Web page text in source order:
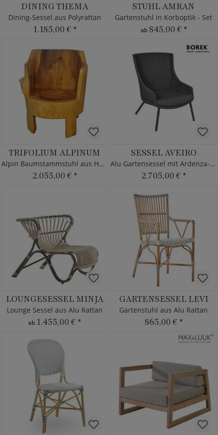
DINING THEMA
Dining-Sessel aus Polyrattan
1.185,00 € *
STUHL AMRAN
Gartenstuhl in Korboptik - Set
ab 845,00 € *
TRIFOLIUM ALPINUM
Alpin Baumstammstuhl aus Holz - Ländliches Alm Design
2.055,00 € *
SESSEL AVEIRO
Alu Gartensessel mit Ardenza-Rope
2.705,00 € *
LOUNGESESSEL MINJA
Lounge Sessel aus Alu Rattan
ab 1.455,00 € *
GARTENSESSEL LEVI
Gartenstuhl aus Alu Rattan
865,00 € *